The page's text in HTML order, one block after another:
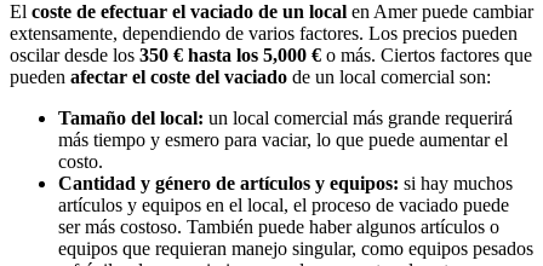
El coste de efectuar el vaciado de un local en Amer puede cambiar
extensamente, dependiendo de varios factores. Los precios pueden
oscilar desde los 350 € hasta los 5,000 € o más. Ciertos factores que
pueden afectar el coste del vaciado de un local comercial son:
Tamaño del local: un local comercial más grande requerirá
más tiempo y esmero para vaciar, lo que puede aumentar el
costo.
Cantidad y género de artículos y equipos: si hay muchos
artículos y equipos en el local, el proceso de vaciado puede
ser más costoso. También puede haber algunos artículos o
equipos que requieran manejo singular, como equipos pesados